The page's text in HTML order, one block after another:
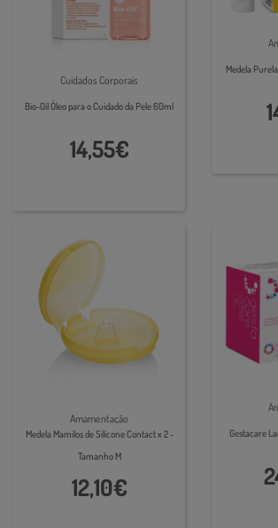
Cuidados Corporais
Bio-Oil Óleo para o Cuidado da Pele 60ml
14,55€
Medela
Amamentação
Medela Mamilos de Silicone Contact x 2 -
Tamanho M
12,10€
Gestacare